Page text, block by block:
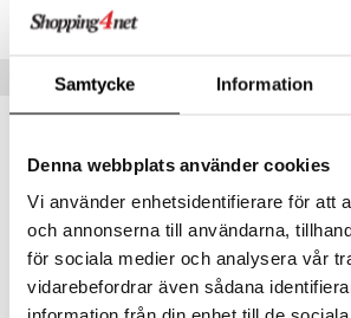
Samtycke Information
Denna webbplats använder cookies
Vi använder enhetsidentifierare för att
och annonserna till användarna,
för sociala medier och analysera vår
vidarebefordrar även sådana
Populära produkter